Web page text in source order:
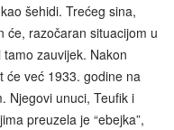
šehidi. Trećeg sina,
će, razočaran situacijom u
zauvijek. Nakon
će već 1933. godine na
Njegovi unuci, Teufik i
preuzela je “ebejka”,